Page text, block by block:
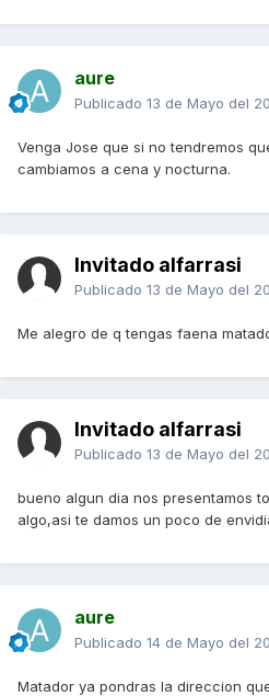
aure
Publicado 13 de Mayo del
Venga Jose que si no tendremos
cambiamos a cena y nocturna.
Invitado alfarrasi
Publicado 13 de Mayo del
Me alegro de q tengas faena
Invitado alfarrasi
Publicado 13 de Mayo del
bueno algun dia nos presentamos
algo,asi te damos un poco de
aure
Publicado 14 de Mayo del
Matador ya pondras la direccion